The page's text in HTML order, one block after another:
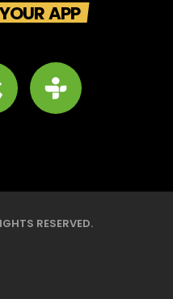
APP
RESERVED.